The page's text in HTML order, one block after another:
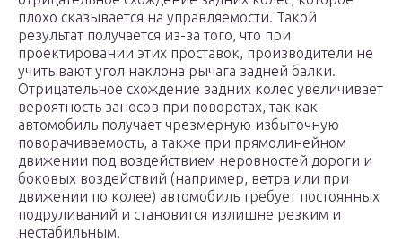
плохо сказывается на управляемости. Такой
результат получается из-за того, что при
проектировании этих проставок, производители не
учитывают угол наклона рычага задней балки.
Отрицательное схождение задних колес увеличивает
вероятность заносов при поворотах, так как
автомобиль получает чрезмерную избыточную
поворачиваемость, а также при прямолинейном
движении под воздействием неровностей дороги и
боковых воздействий (например, ветра или при
движении по колее) автомобиль требует постоянных
подруливаний и становится излишне резким и
нестабильным.